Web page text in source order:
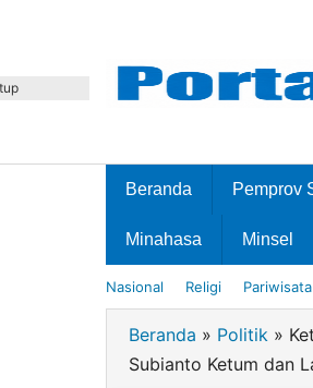
Beranda Pemprov
Minahasa Minsel
Nasional Religi Pariwisata
Beranda » Politik »
Subianto Ketum dan